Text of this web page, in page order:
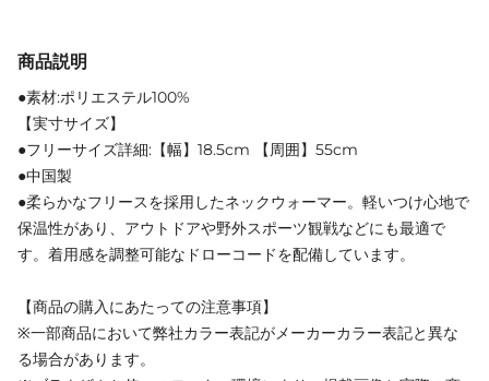
商品説明
●素材:ポリエステル100%
【実寸サイズ】
●フリーサイズ詳細:【幅】18.5cm 【周囲】55cm
●中国製
●柔らかなフリースを採用したネックウォーマー。軽いつけ心地で
保温性があり、アウトドアや野外スポーツ観戦などにも最適で
す。着用感を調整可能なドローコードを配備しています。
【商品の購入にあたっての注意事項】
※一部商品において弊社カラー表記がメーカーカラー表記と異な
る場合があります。